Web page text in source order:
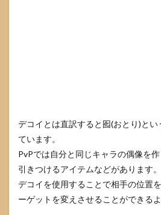
デコイとは直訳すると囮(おとり)と
ています。
PvPでは自分と同じキャラの偶像を
引きつけるアイテムなどがあります。
デコイを使用することで相手の位置
ーゲットを変えさせることができる